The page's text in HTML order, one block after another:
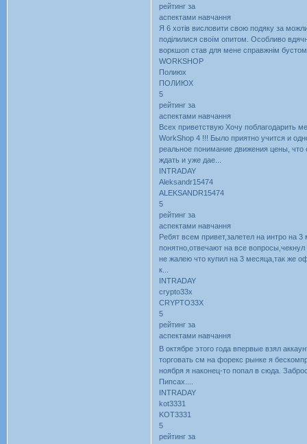
рейтинг за
аспектами навчання
Я 6 хотів висловити свою подяку за
поділилися своїм опитом. Особливо
воркшоп став для мене справжнім
WORKSHOP
Полиюх
ПОЛИЮХ
5
рейтинг за
аспектами навчання
Всех приветствую Хочу поблагодарить
WorkShop 4 !!! Было приятно учится и
реальное понимание движения цены, что
ждать и уже дае...
INTRADAY
Aleksandr15474
ALEKSANDR15474
5
рейтинг за
аспектами навчання
Ребят всем привет,залетел на интро на
понятно,отвечают на все
не жалею что купил на 3 месяца,так же
к...
INTRADAY
crypto33x
CRYPTO33X
5
рейтинг за
аспектами навчання
В октябре этого года впервые взял
торговать см на форекс рынке я
ноября я наконец-то попал в сюда.
Пипсах....
INTRADAY
kot3331
KOT3331
5
рейтинг за